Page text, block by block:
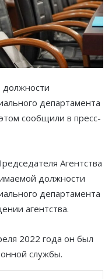
должности
департамента
сообщили в пресс-
Агентства
должности
департамента
агентства.
2022 года он был
службы.